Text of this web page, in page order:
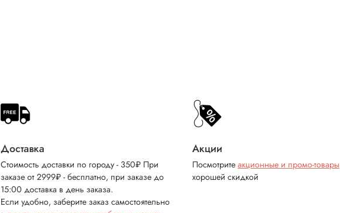
Доставка
Стоимость доставки по городу - 350₽ При
заказе от 2999₽ - бесплатно, при заказе до
15:00 доставка в день заказа.
Если удобно, заберите заказ самостоятельно
Акции
Посмотрите акционные и промо-товары
хорошей скидкой